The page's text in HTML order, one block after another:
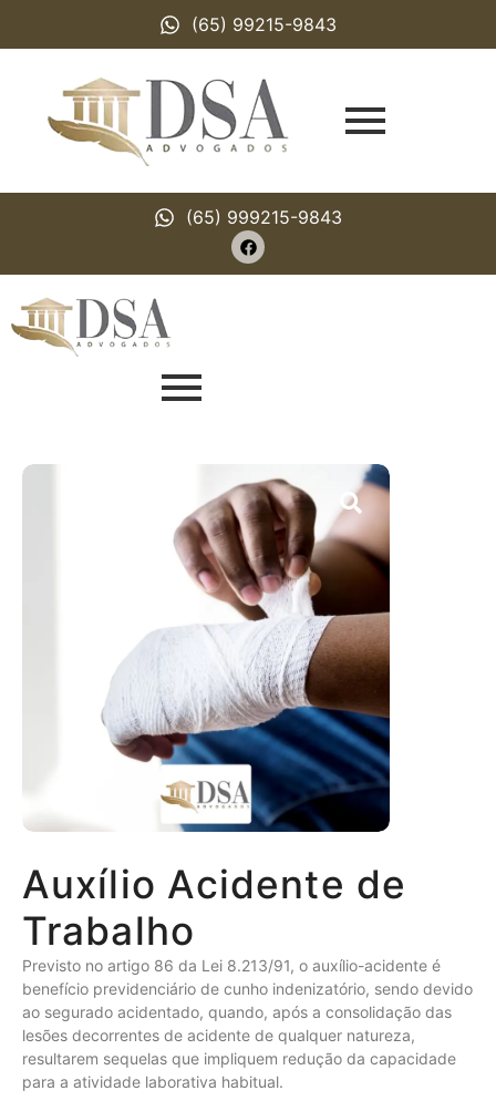
(65) 99215-9843
(65) 999215-9843
Auxílio Acidente de
Trabalho
Previsto no artigo 86 da Lei 8.213/91, o auxílio-acidente é
benefício previdenciário de cunho indenizatório, sendo devido
ao segurado acidentado, quando, após a consolidação das
lesões decorrentes de acidente de qualquer natureza,
resultarem sequelas que impliquem redução da capacidade
para a atividade laborativa habitual.